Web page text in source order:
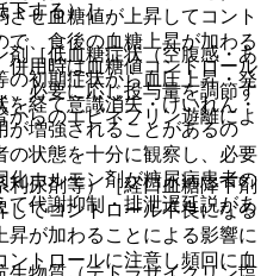
せ血糖値が上昇してコント
で、食後の血糖上昇が加わる
併用時は血糖値コントロール
、必要に応じ投与量を調節す
らのエピネフリン遊離によ
尿剤等）［経口血糖降下剤
てコントロール不良になる
昇が加わることによる影響に
トロールに注意し頻回に血
下する）］。
［低血糖症状（空腹感・あ
の初期症状から血圧上昇・発
経て意識消失・けいれん・
が増強されることがあるの
の状態を十分に観察し、必要
化ホルモン剤が糖尿病患者の
代謝抑制・排泄遅延説があ